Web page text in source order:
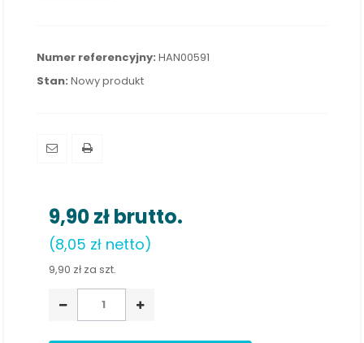
Numer referencyjny: HAN00591
Stan: Nowy produkt
9,90 złbrutto.
(8,05 zł netto)
9,90 zł za szt.